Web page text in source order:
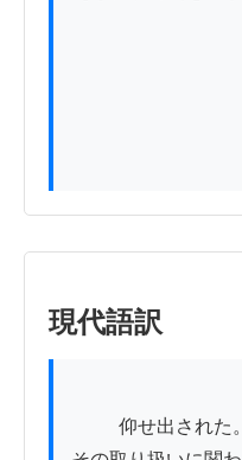
現代語訳